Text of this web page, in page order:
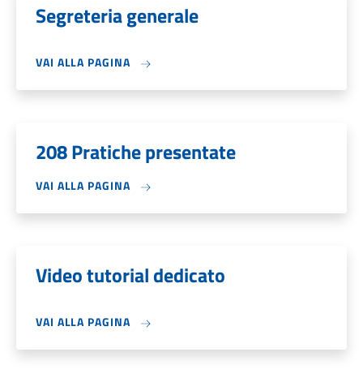
Segreteria generale
VAI ALLA PAGINA
208 Pratiche presentate
VAI ALLA PAGINA
Video tutorial dedicato
VAI ALLA PAGINA